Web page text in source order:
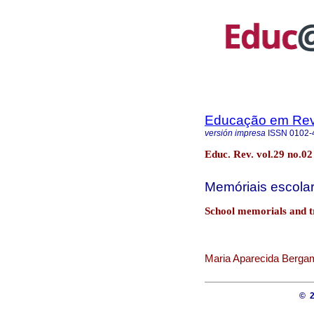
Educação em
versión impresa ISSN 0102-
Educ. Rev. vol.29
Memóriais
School memorials and
Maria Aparecida
©